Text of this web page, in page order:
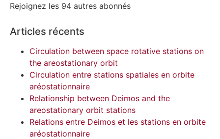
Rejoignez les 94 autres abonnés
Articles récents
Circulation between space rotative stations on
the areostationary orbit
Circulation entre stations spatiales en orbite
aréostationnaire
Relationship between Deimos and the
areostationary orbit stations
Relations entre Deimos et les stations en orbite
aréostationnaire